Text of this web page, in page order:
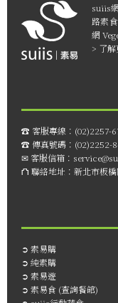
suiis
路素
網
> 了
☎︎ 客服專線： (02)2257-
☎︎ 傳真號碼： (02)2252-
✉ 客服信箱：
⛫ 聯絡地址： 新北市板
➲ 素易購
➲ 純素購
➲ 素易遊
➲ 素易食 (查詢餐館)